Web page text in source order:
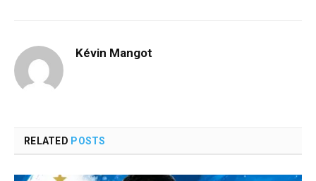
Kévin Mangot
RELATED POSTS